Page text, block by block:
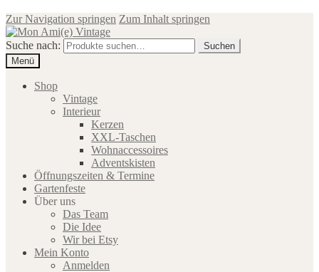
Zur Navigation springen Zum Inhalt springen
Suche nach:
Suchen
Menü
Shop
Vintage
Interieur
Kerzen
XXL-Taschen
Wohnaccessoires
Adventskisten
Öffnungszeiten & Termine
Gartenfeste
Über uns
Das Team
Die Idee
Wir bei Etsy
Mein Konto
Anmelden